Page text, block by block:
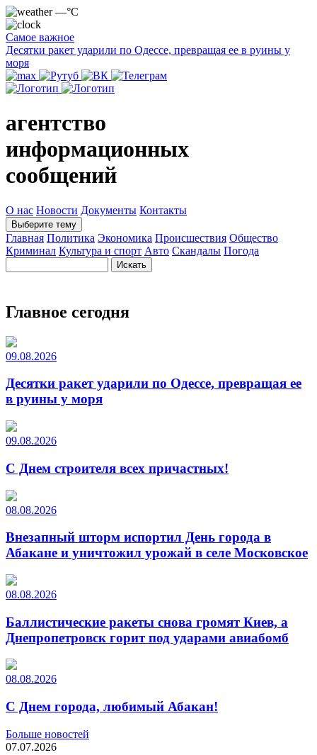
—°C
Самое важное
Десятки ракет ударили по Одессе, превращая ее в руины у
моря
агентство
информационных
сообщений
О нас Новости Документы Контакты
Выберите тему
Главная Политика Экономика Происшествия Общество
Криминал Культура и спорт Авто Скандалы Погода
Главное сегодня
09.08.2026
Десятки ракет ударили по Одессе, превращая ее
в руины у моря
09.08.2026
С Днем строителя всех причастных!
08.08.2026
Внезапный шторм испортил День города в
Абакане и уничтожил урожай в селе Московское
08.08.2026
Баллистические ракеты снова громят Киев, а
Днепропетровск горит под ударами авиабомб
08.08.2026
С Днем города, любимый Абакан!
Больше новостей
07.07.2026